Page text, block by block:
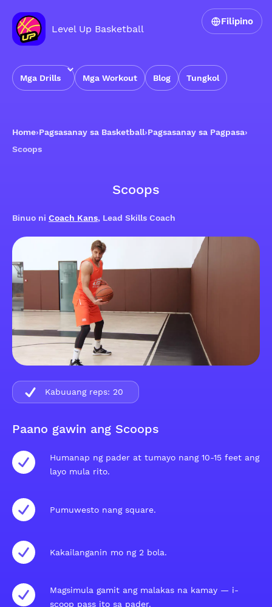
Level Up Basketball
Mga Drills Mga Workout Blog Tungkol
Filipino
Home›Pagsasanay sa Basketball›Pagsasanay sa Pagpasa›
Scoops
Scoops
Binuo ni Coach Kans, Lead Skills Coach
Paano gawin ang Scoops
Humanap ng pader at tumayo nang 10-15 feet ang
layo mula rito.
Pumuwesto nang square.
Kakailanganin mo ng 2 bola.
Magsimula gamit ang malakas na kamay — i-
scoop pass ito sa pader.
Kabuuang reps: 20